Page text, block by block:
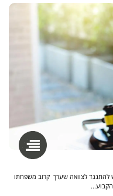
להתנגד לצוואה שערך קרוב משפחתו
הקבוע...